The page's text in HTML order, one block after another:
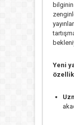
bilginin
Yeni